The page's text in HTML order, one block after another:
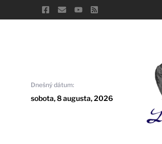
to
Dnešný dátum:
sobota, 8 augusta, 2026